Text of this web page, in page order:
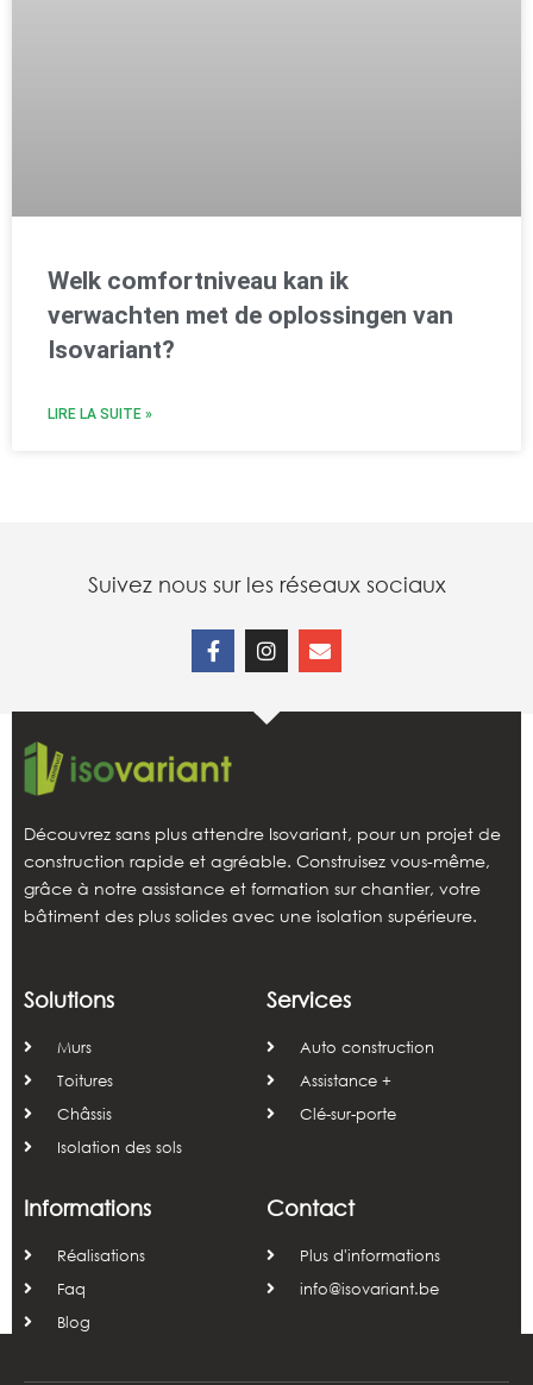
Welk comfortniveau kan ik
verwachten met de oplossingen van
Isovariant?
LIRE LA SUITE »
Suivez nous sur les réseaux sociaux
Découvrez sans plus attendre Isovariant, pour un projet de
construction rapide et agréable. Construisez vous-même,
grâce à notre assistance et formation sur chantier, votre
bâtiment des plus solides avec une isolation supérieure.
Solutions
Murs
Toitures
Châssis
Isolation des sols
Services
Auto construction
Assistance +
Clé-sur-porte
Informations
Réalisations
Faq
Blog
Contact
Plus d'informations
info@isovariant.be